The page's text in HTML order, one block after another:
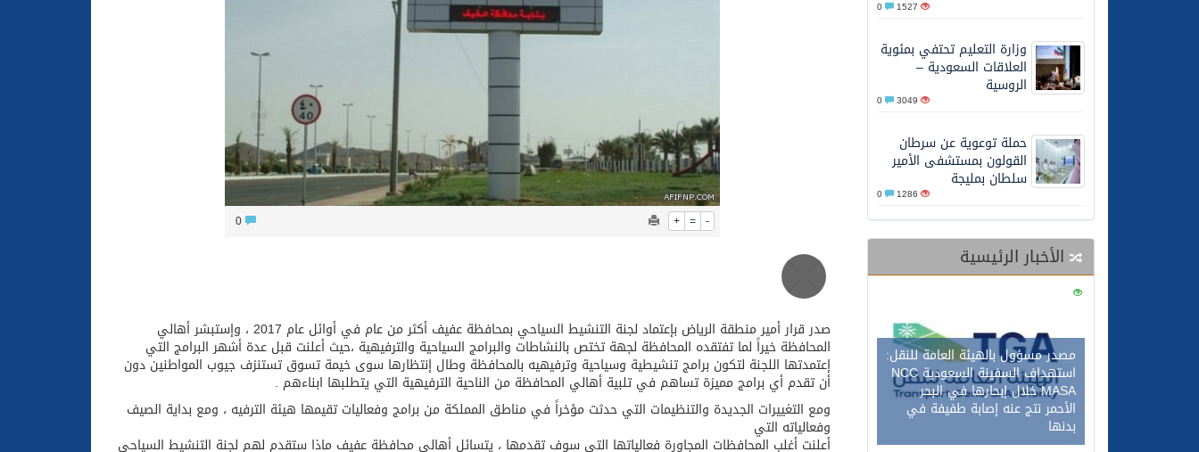
الشيخ علي الحذيفي في خطبة عرفة: الحج فريضة تتجلى فيها مظاهر التعارف والتآلف والتعاون والتكافل بين أهل الإسلام
1527
وزارة التعليم تحتفي بمئوية
العلاقات السعودية –
الروسية
3049
حملة توعوية عن سرطان
القولون بمستشفى الأمير
سلطان بمليجة
1286
الأخبار الرئيسية
116
مصدر مسؤول بالهيئة العامة للنقل:
استهداف السفينة السعودية NCC
MASA خلال إبحارها في البحر
الأحمر نتج عنه إصابة طفيفة في
بدنها
+ = -
صدر قرار أمير منطقة الرياض بإعتماد لجنة التنشيط السياحي بمحافظة عفيف أكثر من عام في أوائل عام 2017 ، وإستبشر أهالي
المحافظة خيراً لما تفتقده المحافظة لجهة تختص بالنشاطات والبرامج السياحية والترفيهية ،حيث أعلنت قبل عدة أشهر البرامج التي
إعتمدتها اللجنة لتكون برامج تنشيطية وسياحية وترفيهيه بالمحافظة وطال إنتظارها سوى خيمة تسوق تستنزف جيوب المواطنين دون
أن تقدم أي برامج مميزة تساهم في تلبية أهالي المحافظة من الناحية الترفيهية التي يتطلبها ابناءهم .
ومع التغييرات الجديدة والتنظيمات التي حدثت مؤخراً في مناطق المملكة من برامج وفعاليات تقيمها هيئة الترفيه ، ومع بداية الصيف
وفعالياته التي
أعلنت أغلب المحافظات المجاورة فعالياتها التي سوف تقدمها ، يتسائل أهالي محافظة عفيف ماذا ستقدم لهم لجنة التنشيط السياحي